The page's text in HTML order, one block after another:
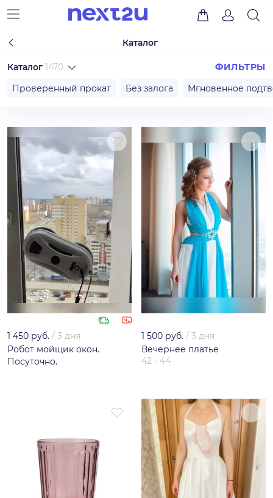
Каталог
Каталог 1470
ФИЛЬТРЫ
Проверенный прокат
Без залога Мгновенное
1 450 руб. / 3 дня
Робот мойщик окон.
Посуточно.
1 500 руб. / 3 дня
Вечернее платье
42 - 44